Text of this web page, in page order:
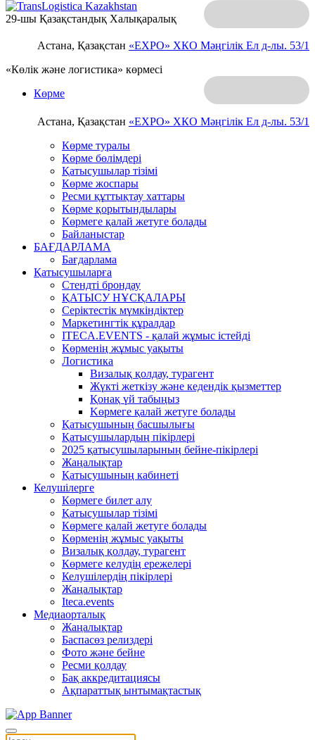
Астана, Қазақстан «EXPO» ХКО Мәңгілік Ел д-лы. 53/1
29-шы Қазақстандық Халықаралық
«Көлік және логистика» көрмесі
Астана, Қазақстан «EXPO» ХКО Мәңгілік Ел д-лы. 53/1
Көрме
Көрме туралы
Көрме бөлімдері
Қатысушылар тізімі
Көрме жоспары
Ресми құттықтау хаттары
Көрме қорытындылары
Көрмеге қалай жетуге болады
Байланыстар
БАҒДАРЛАМА
Бағдарлама
Қатысушыларға
Стендті брондау
ҚАТЫСУ НҰСҚАЛАРЫ
Серіктестік мүмкіндіктер
Маркетингтік құралдар
ITECA.EVENTS - қалай жұмыс істейді
Көрменің жұмыс уақыты
Логистика
Визалық қолдау, турагент
Жүкті жеткізу және кедендік қызметтер
Қонақ үй табыңыз
Kөрмеге қалай жетуге болады
Қатысушының басшылығы
Қатысушылардың пікірлері
2025 қатысушыларының бейне-пікірлері
Жаңалықтар
Қатысушының кабинеті
Келушілерге
Көрмеге билет алу
Қатысушылар тізімі
Көрмеге қалай жетуге болады
Көрменің жұмыс уақыты
Визалық қолдау, турагент
Көрмеге келудің ережелері
Келушілердің пікірлері
Жаңалықтар
Iteca.events
Медиаорталық
Жаңалықтар
Баспасөз релиздері
Фото және бейне
Ресми қолдау
Бақ аккредитациясы
Ақпараттық ынтымақтастық